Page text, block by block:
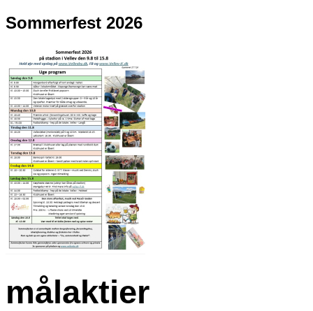
Sommerfest 2026
målaktier